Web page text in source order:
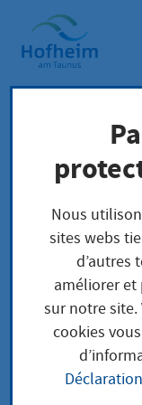
Accueil"
Page d'accueil
Préoccupations
Verfahren zur
Belehrung
Nous
sites webs
d’autres
améliorer et
sur notre site.
cookies